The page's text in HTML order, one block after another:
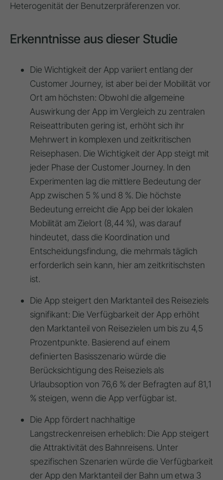
Heterogenität der Benutzerpräferenzen vor.
Erkenntnisse aus dieser Studie
Die Wichtigkeit der App variiert entlang der
Customer Journey, ist aber bei der Mobilität vor
Ort am höchsten: Obwohl die allgemeine
Auswirkung der App im Vergleich zu zentralen
Reiseattributen gering ist, erhöht sich ihr
Mehrwert in komplexen und zeitkritischen
Reisephasen. Die Wichtigkeit der App steigt mit
jeder Phase der Customer Journey. In den
Experimenten lag die mittlere Bedeutung der
App zwischen 5 % und 8 %. Die höchste
Bedeutung erreicht die App bei der lokalen
Mobilität am Zielort (8,44 %), was darauf
hindeutet, dass die Koordination und
Entscheidungsfindung, die mehrmals täglich
erforderlich sein kann, hier am zeitkritischsten
ist.
Die App steigert den Marktanteil des Reiseziels
signifikant: Die Verfügbarkeit der App erhöht
den Marktanteil von Reisezielen um bis zu 4,5
Prozentpunkte. Basierend auf einem
definierten Basisszenario würde die
Berücksichtigung des Reiseziels als
Urlaubsoption von 76,6 % der Befragten auf 81,1
% steigen, wenn die App verfügbar ist.
Die App fördert nachhaltige
Langstreckenreisen erheblich: Die App steigert
die Attraktivität des Bahnreisens. Unter
spezifischen Szenarien würde die Verfügbarkeit
der App den Marktanteil der Bahn um etwa 3